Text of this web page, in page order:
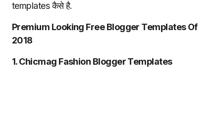
templates कैसे है.
Premium Looking Free Blogger Templates Of
2018
1. Chicmag Fashion Blogger Templates